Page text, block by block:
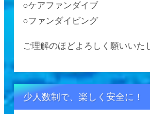
○ケアファンダイブ
○ファンダイビング
ご理解のほどよろしく願いいた
少人数制で、楽しく安全に！